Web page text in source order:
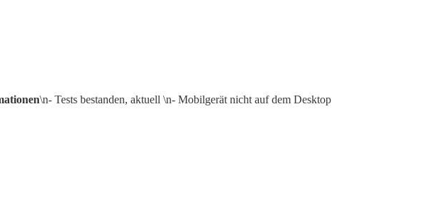
\n- Tests bestanden, aktuell \n- Mobilgerät nicht auf dem Desktop